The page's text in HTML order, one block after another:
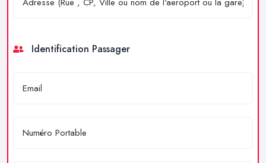
Identification Passager